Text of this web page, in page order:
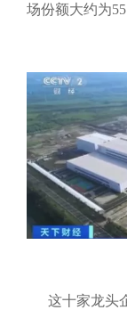
场份额大约为
这十家龙头企